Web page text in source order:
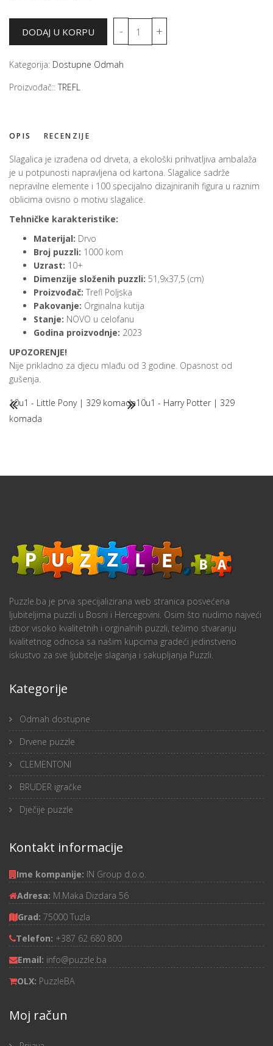
Kategorija: Dostupne Odmah
Proizvođač:: TREFL
OPIS RECENZIJE
Slagalica je izrađena od drveta, a ekološki prihvatljiva ambalaža
je u potpunosti napravljena od kartona. Slagalice sadrže
nepravilne elemente i 100 specijalno dizajniranih figura u raznim
oblicima ovisno o motivu slagalice.
Tehničke karakteristike:
Materijal: Drvo
Broj puzzli: 1000 kom
Uzrast: 10+
Dimenzije složenih puzzli: 51,9x37,5 (cm)
Proizvođač: Trefl Poljska
Pakovanje: Orginalna kutija
Stanje: NOVO u celofanu
Godina proizvodnje: 2023
UPOZORENJE!
Nije prikladno za djecu mlađu od 3 godine. Opasnost od
gušenja.
10u1 - Little Pony | 329 komada10u1 - Harry Potter | 329
komada
Puzzle.ba je prva specijalizirana web stranica posvećena
ljubiteljima puzzli u Bosni i Hercegovini. Osim što nudimo najveći
izbor visoko kvalitetnih i orginalnih puzzli, težimo stvaranju
kvalitetnog odnosa sa našim kupcima gradeći jedinstveno
iskustvo za sve ljubitelje slaganja i sakupljanja Puzzli.
Kategorije
Odmah dostupne
Drvene puzzle
CLEMENTONI
BRUDER igračke
Dječije puzzle
Kontakt informacije
Ime kompanije: IN Group d.o.o.
Adresa: M.Maka Dizdara 56
Grad: 75000 Tuzla
Telefon: +387 62 680 800
Email: info@puzzle.ba
OLX: PuzzleBA
Moj račun